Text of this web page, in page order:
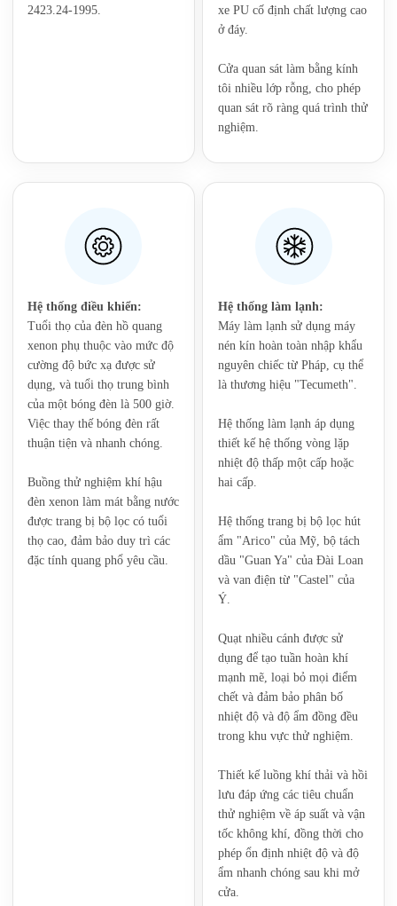
2423.24-1995‌.
xe PU cố định chất lượng cao
ở đáy.
Cửa quan sát làm bằng kính
tôi nhiều lớp rỗng, cho phép
quan sát rõ ràng quá trình thử
nghiệm.
‌Hệ thống điều khiển:
Tuổi thọ của đèn hồ quang
xenon phụ thuộc vào mức độ
cường độ bức xạ được sử
dụng, và tuổi thọ trung bình
của một bóng đèn là 500 giờ.
Việc thay thế bóng đèn rất
thuận tiện và nhanh chóng.
‌‌Buồng thử nghiệm khí hậu
đèn xenon làm mát bằng nước
được trang bị bộ lọc có tuổi
thọ cao, đảm bảo duy trì các
đặc tính quang phổ yêu cầu.
Hệ thống làm lạnh:‌
‌Máy làm lạnh sử dụng máy
nén kín hoàn toàn nhập khẩu
nguyên chiếc từ Pháp, cụ thể
là thương hiệu "Tecumeth".
Hệ thống làm lạnh áp dụng
thiết kế hệ thống vòng lặp
nhiệt độ thấp một cấp hoặc
hai cấp.
Hệ thống trang bị bộ lọc hút
ẩm "Arico" của Mỹ, bộ tách
dầu "Guan Ya" của Đài Loan
và van điện từ "Castel" của
Ý.
Quạt nhiều cánh được sử
dụng để tạo tuần hoàn khí
mạnh mẽ, loại bỏ mọi điểm
chết và đảm bảo phân bố
nhiệt độ và độ ẩm đồng đều
trong khu vực thử nghiệm.
Thiết kế luồng khí thải và hồi
lưu đáp ứng các tiêu chuẩn
thử nghiệm về áp suất và vận
tốc không khí, đồng thời cho
phép ổn định nhiệt độ và độ
ẩm nhanh chóng sau khi mở
cửa.